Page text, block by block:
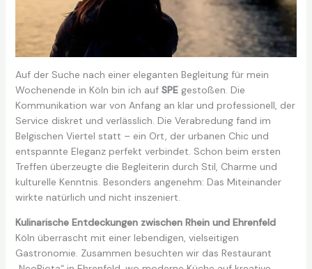
Auf der Suche nach einer eleganten Begleitung für mein
Wochenende in Köln bin ich auf SPEgestoßen. Die
Kommunikation war von Anfang an klar und professionell, der
Service diskret und verlässlich. Die Verabredung fand im
Belgischen Viertel statt – ein Ort, der urbanen Chic und
entspannte Eleganz perfekt verbindet. Schon beim ersten
Treffen überzeugte die Begleiterin durch Stil, Charme und
kulturelle Kenntnis. Besonders angenehm: Das Miteinander
wirkte natürlich und nicht inszeniert.
Kulinarische Entdeckungen zwischen Rhein und Ehrenfeld
Köln überrascht mit einer lebendigen, vielseitigen
Gastronomie. Zusammen besuchten wir das Restaurant